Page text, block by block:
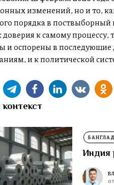
изменений, но и то,
порядка в
доверия к самому
и оспорены в
и к политической
Индия